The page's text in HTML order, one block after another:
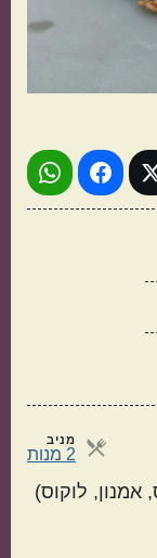
מניב
2 מנות
לוקוס)